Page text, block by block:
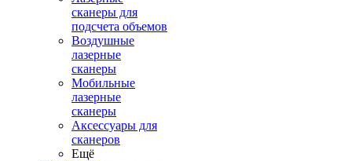
сканеры для
подсчета объемов
Воздушные
лазерные
сканеры
Мобильные
лазерные
сканеры
Аксессуары для
сканеров
Ещё